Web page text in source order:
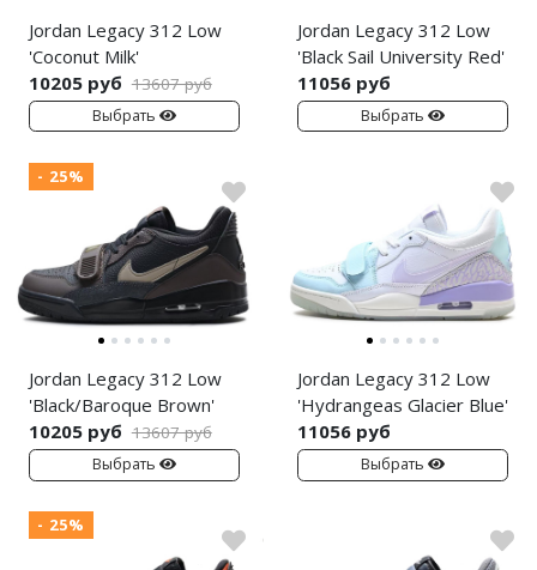
Jordan Legacy 312 Low
'Coconut Milk'
10205 руб 13607 руб
Выбрать
Jordan Legacy 312 Low
'Black Sail University Red'
11056 руб
Выбрать
- 25%
Jordan Legacy 312 Low
'Black/Baroque Brown'
10205 руб 13607 руб
Выбрать
Jordan Legacy 312 Low
'Hydrangeas Glacier Blue'
11056 руб
Выбрать
- 25%
Nike A’ja
Nike ST
Nike GT
Nike Ja
Nike Book
Nike LeBron
Nike Kyrie
Nike Freak
Nike KD
Nike PG
Nike Kobe